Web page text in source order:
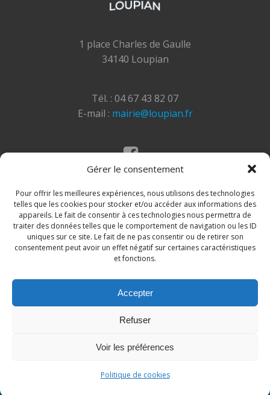
Gérer le consentement
Pour offrir les meilleures expériences, nous utilisons des technologies
telles que les cookies pour stocker et/ou accéder aux informations des
appareils. Le fait de consentir à ces technologies nous permettra de
traiter des données telles que le comportement de navigation ou les ID
uniques sur ce site. Le fait de ne pas consentir ou de retirer son
consentement peut avoir un effet négatif sur certaines caractéristiques
et fonctions.
Accepter
Refuser
Voir les préférences
Politique de cookies
1 place Charles de Gaulle
34140 Loupian
Tél. : 04 67 43 82 07
E-mail : mairie@loupian.fr
© 2026 Site de la commune de Loupian. Un service
proposé parComm'un Site